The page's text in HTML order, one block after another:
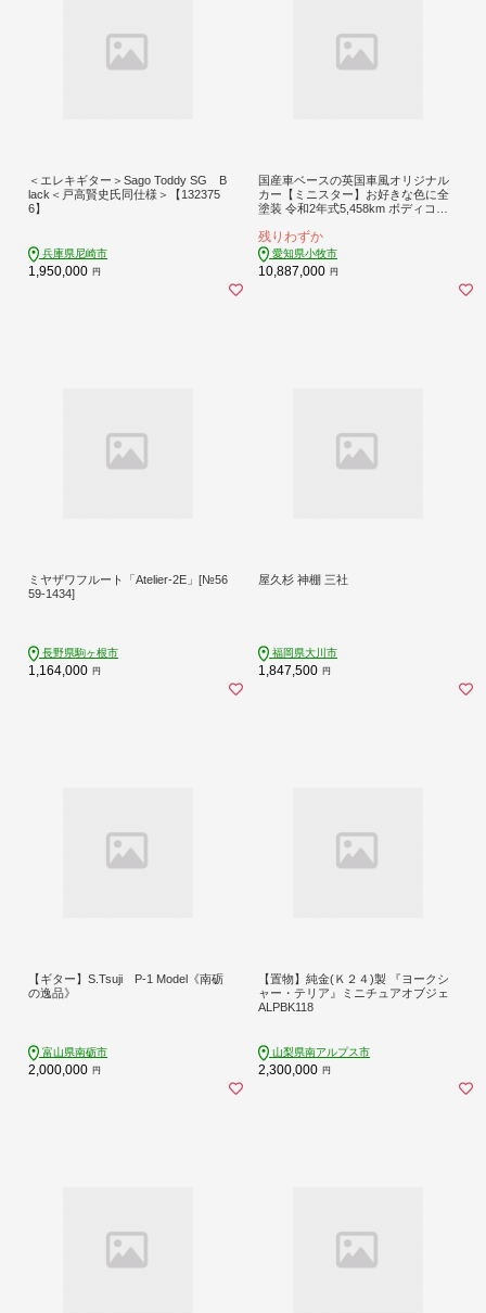
＜エレキギター＞Sago Toddy SG B
lack＜戸高賢史氏同仕様＞【132375
6】
兵庫県尼崎市
1,950,000 円
国産車ベースの英国車風オリジナル
カー【ミニスター】お好きな色に全
塗装 令和2年式5,458km ボディコー
色） カスタムカー レトロ風 自動車
かわいい 車 ［162I14］
残りわずか
愛知県小牧市
10,887,000 円
ミヤザワフルート「Atelier-2E」[№56
59-1434]
長野県駒ヶ根市
1,164,000 円
屋久杉 神棚 三社
福岡県大川市
1,847,500 円
【ギター】S.Tsuji P-1 Model《南砺
の逸品》
富山県南砺市
2,000,000 円
【置物】純金(Ｋ２４)製 『ヨークシ
ャー・テリア』ミニチュアオブジェ
ALPBK118
山梨県南アルプス市
2,300,000 円